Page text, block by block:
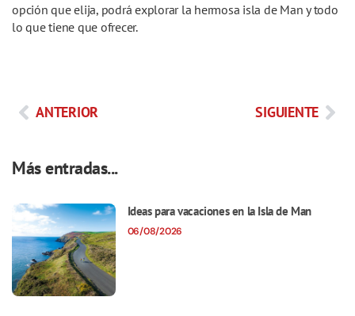
opción que elija, podrá explorar la hermosa isla de Man y todo
lo que tiene que ofrecer.
ANTERIOR SIGUIENTE
Más entradas...
Ideas para vacaciones en la Isla de Man
06/08/2026